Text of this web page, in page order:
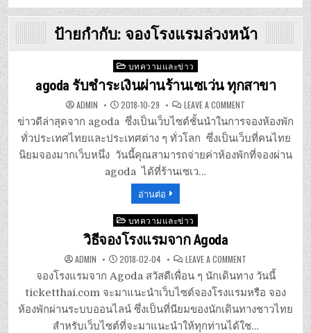
ป้ายกำกับ: จองโรงแรมล่วงหน้า
Posted
in
บทความและข่าว
agoda รับชำระเงินผ่านร้านเซเว่น ทุกสาขา
ADMIN 2018-10-29 LEAVE A COMMENT
รับ
ชำระ
เงิน
ผ่าน
ร้าน
เซ
ข่าวดีล่าสุดจาก agoda ซึ่งเป็นเว็บไซต์ชั้นนำในการจองห้องพัก
ทั่วประเทศไทยและประเทศต่าง ๆ ทั่วโลก ซึ่งเป็นเว็บที่คนไทย
นิยมจองมากเว็บหนึ่ง วันนี้คุณสามารถจ่ายค่าห้องพักที่จองผ่าน
agoda ได้ที่ร้านเซเว…
อ่านต่อ
Posted
in
บทความและข่าว
วิธีจองโรงแรมจาก Agoda
ADMIN 2018-02-04 LEAVE A COMMENT
จอง
โรงแรม
จาก
AGODA
จองโรงแรมจาก Agoda สวัสดีเพื่อน ๆ นักเดินทาง วันนี้
ticketthai.com จะมาแนะนำเว็บไซต์จองโรงแรมหรือ จอง
ห้องพักผ่านระบบออนไลน์ ซึ่งเป็นที่นียมของนักเดินทางชาวไทย
สำหรับเว็บไซต์ที่จะมาแนะนำให้ทุกท่านได้ใช…